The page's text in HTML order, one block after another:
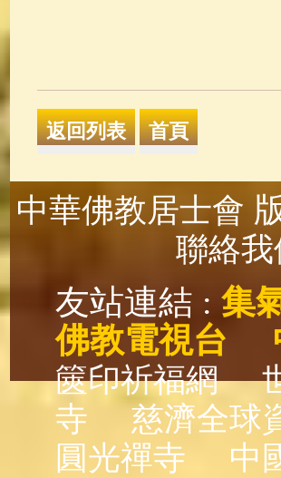
中華佛教居士會
聯絡我
友站連結 : 集
佛教電視台
篋印祈福網
寺
慈濟全球
圓光禪寺
中